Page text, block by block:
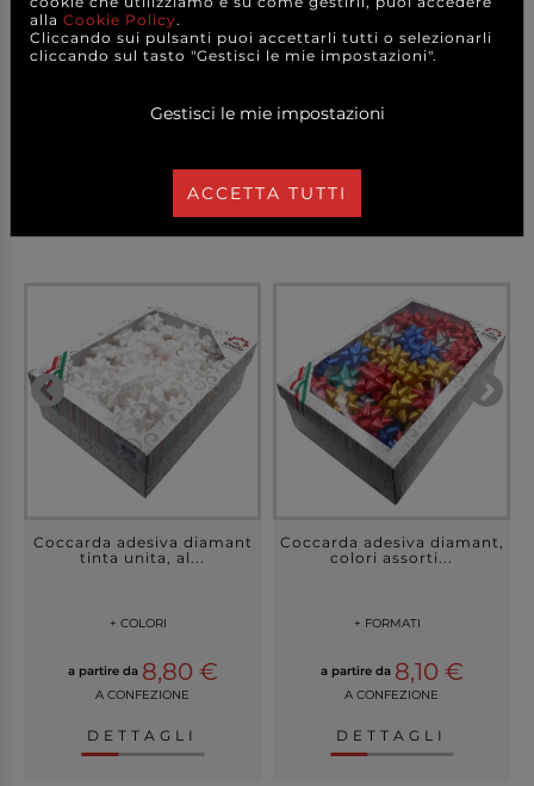
PRODOTTICORRELATI
Coccarda adesiva diamant
tinta unita, al...
+ COLORI
a partire da 8,80 €
A CONFEZIONE
DETTAGLI
Coccarda adesiva diamant,
colori assorti...
+ FORMATI
a partire da 8,10 €
A CONFEZIONE
DETTAGLI
alla Cookie Policy.
Cliccando sui pulsanti puoi accettarli tutti o selezionarli
cliccando sul tasto "Gestisci le mie impostazioni".
Gestisci le mie impostazioni
ACCETTA TUTTI